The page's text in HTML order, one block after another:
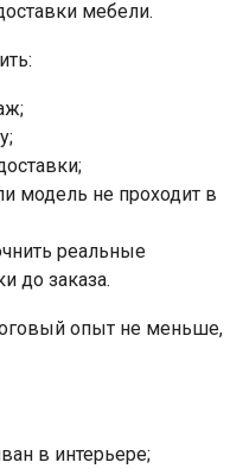
мебели.
модель не проходит в
реальные
до заказа.
опыт не меньше,
в интерьере;